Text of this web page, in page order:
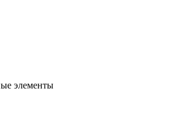
элементы